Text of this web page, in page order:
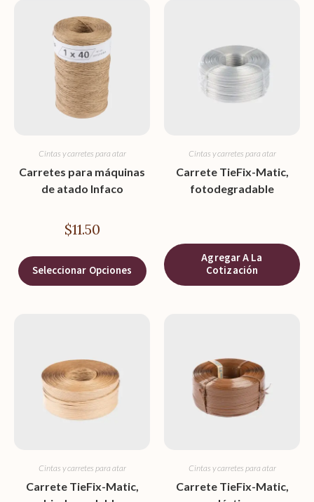
Cintas y carretes para atar
Carretes para máquinas
de atado Infaco
$11.50
Seleccionar Opciones
Cintas y carretes para atar
Carrete TieFix-Matic,
fotodegradable
Agregar A La
Cotización
Cintas y carretes para atar
Carrete TieFix-Matic,
Cintas y carretes para atar
Carrete TieFix-Matic,